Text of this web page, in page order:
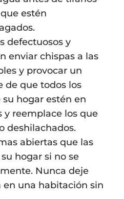
estén
defectuosos y
enviar chispas a las
y provocar un
de que todos los
hogar estén en
y reemplace los que
deshilachados.
abiertas que las
hogar si no se
Nunca deje
una habitación sin